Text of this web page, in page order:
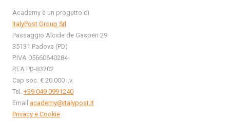
Academy è un progetto di
ItalyPost Group Srl
Passaggio Alcide de Gasperi 29
35131 Padova (PD)
P.IVA 05660640284
REA PD-83202
Cap soc. € 20.000 i.v.
Tel. +39 049 0991240
Email academy@italypost.it
Privacy e Cookie